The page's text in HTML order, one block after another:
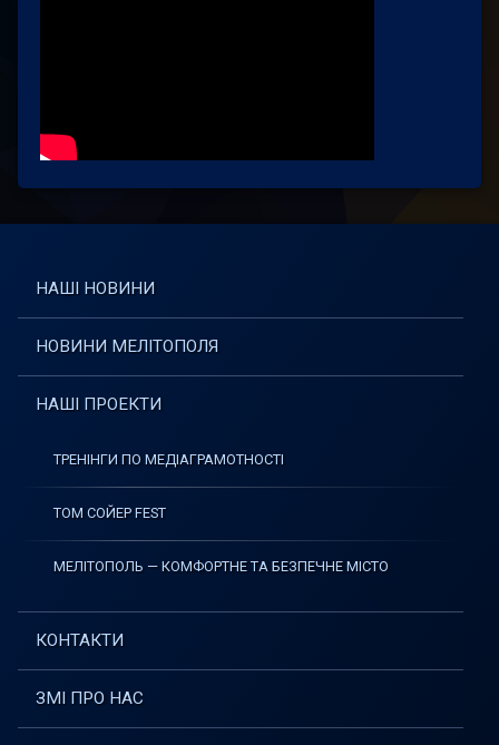
НАШІ НОВИНИ
НОВИНИ МЕЛІТОПОЛЯ
НАШІ ПРОЕКТИ
ТРЕНІНГИ ПО МЕДІАГРАМОТНОСТІ
ТОМ СОЙЕР FEST
МЕЛІТОПОЛЬ — КОМФОРТНЕ ТА БЕЗПЕЧНЕ МІСТО
КОНТАКТИ
ЗМІ ПРО НАС